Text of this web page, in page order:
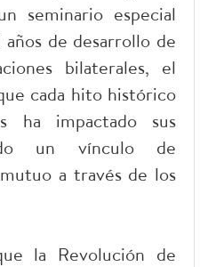
seminario especial
de desarrollo de
bilaterales, el
cada hito histórico
ha impactado sus
un vínculo de
a través de los
la Revolución de